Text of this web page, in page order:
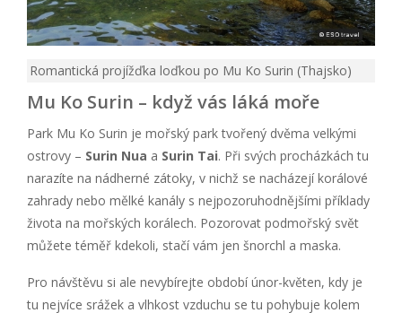
Romantická projížďka loďkou po Mu Ko Surin (Thajsko)
Mu Ko Surin – když vás láká moře
Park Mu Ko Surin je mořský park tvořený dvěma velkými
ostrovy – Surin Nua a Surin Tai. Při svých procházkách tu
narazíte na nádherné zátoky, v nichž se nacházejí korálové
zahrady nebo mělké kanály s nejpozoruhodnějšími příklady
života na mořských korálech. Pozorovat podmořský svět
můžete téměř kdekoli, stačí vám jen šnorchl a maska.
Pro návštěvu si ale nevybírejte období únor-květen, kdy je
tu nejvíce srážek a vlhkost vzduchu se tu pohybuje kolem